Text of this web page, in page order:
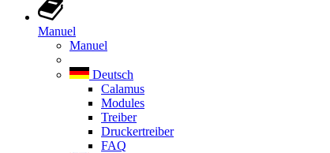
Manuel
Manuel
Deutsch
Calamus
Modules
Treiber
Druckertreiber
FAQ